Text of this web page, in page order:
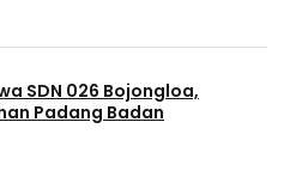
SDN 026 Bojongloa,
Padang Badan